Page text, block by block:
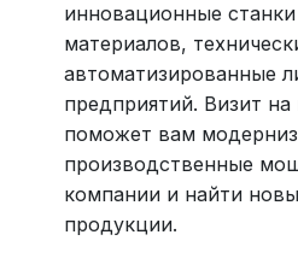
инновационные
материалов,
автоматизированные
предприятий. Визит
поможет вам
производственные
компании и найти
продукции.